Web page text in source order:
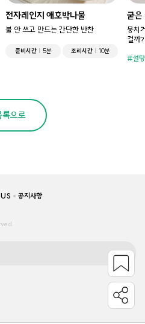
전자레인지 애호박나물
불 안 쓰고 만드는 간단한 반찬
준비시간 5분 조리시간 10분
굳은
뭉치
걸까?
설탕
록으로
공지사항